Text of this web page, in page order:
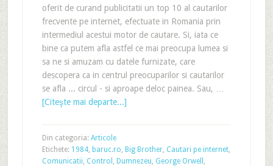
oferit de curand publicitatii un top 10 al cautarilor
frecvente pe internet, efectuate in Romania prin
intermediul acestui motor de cautare. Si, iata ce
bine ca putem afla astfel ce mai preocupa lumea si
sa ne si amuzam cu datele furnizate, care
descopera ca in centrul preocuparilor si cautarilor
se afla ... circul - si aproape deloc painea. Sau, …
[Citeşte mai departe...]
Din categoria: Articole
Etichete: 1984, baruc.ro, Big Brother, Cautari pe internet,
Comunicatii, Control , Dumnezeu, George Orwell ,